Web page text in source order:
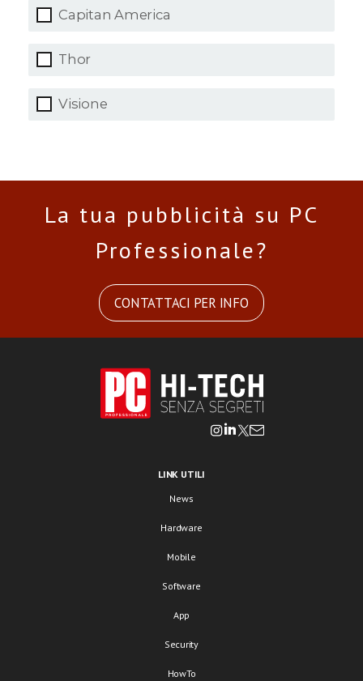
Capitan America
Thor
Visione
La tua pubblicità su PC
Professionale?
CONTATTACI PER INFO
LINK UTILI
News
Hardware
Mobile
Software
App
Security
HowTo